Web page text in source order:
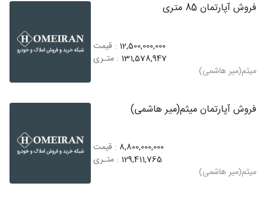
فروش آپارتمان 85 متری
12,500,000,000 : قیمت
131,578,947 : متـری
میثم(میر هاشمی)
فروش آپارتمان میثم(میر هاشمی)
8,800,000,000 : قیمت
129,411,765 : متـری
میثم(میر هاشمی)